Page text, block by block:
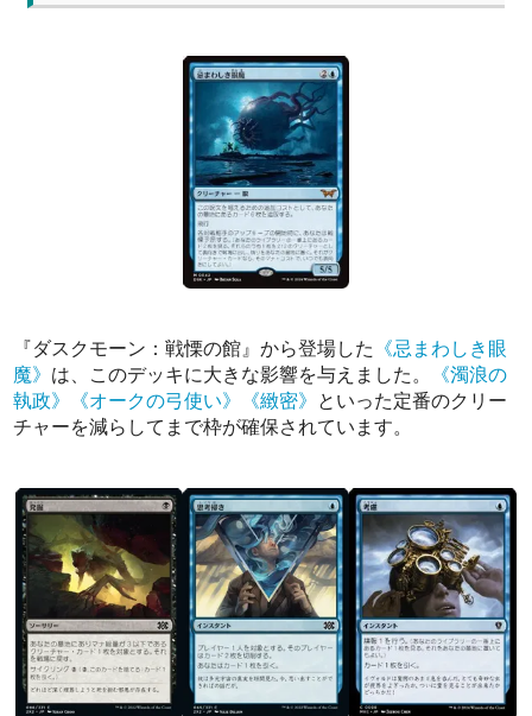
『ダスクモーン：戦慄の館』から登場した 《忌まわしき眼
魔》 は、このデッキに大きな影響を与えました。
《濁浪の
執政》
《オークの弓使い》 《緻密》 といった定番のクリー
チャーを減らしてまで枠が確保されています。